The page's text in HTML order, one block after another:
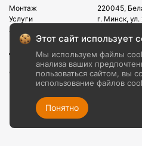
Монтаж
Услуги
Акции
Рассрочка
Доставка и оплата
О компании
Контакты
220045,
г. Минск, ул.
E-mail:
info@iheat.by
Этот сайт использует
Мы используем файлы
анализа ваших
пользоваться сайтом, вы
использование файлов
Понятно